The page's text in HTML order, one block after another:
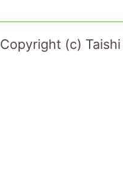
Copyright (c)